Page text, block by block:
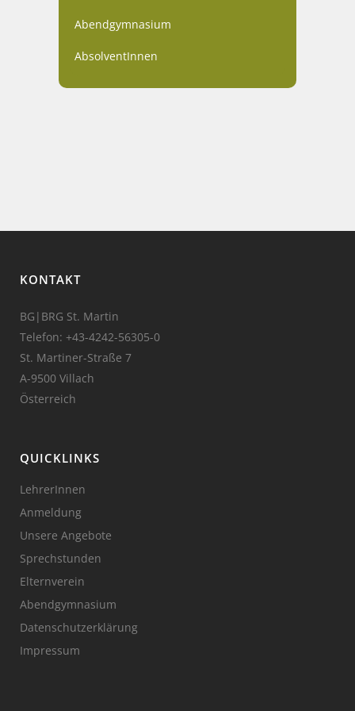
Abendgymnasium
AbsolventInnen
KONTAKT
BG|BRG St. Martin
Telefon: +43-4242-56305-0
St. Martiner-Straße 7
A-9500 Villach
Österreich
QUICKLINKS
LehrerInnen
Anmeldung
Unsere Angebote
Sprechstunden
Elternverein
Abendgymnasium
Datenschutzerklärung
Impressum